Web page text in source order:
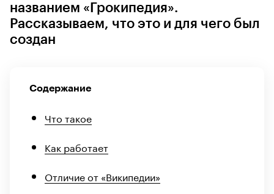
названием «Грокипедия».
Рассказываем, что это и для чего был
создан
Содержание
Что такое
Как работает
Отличие от «Википедии»